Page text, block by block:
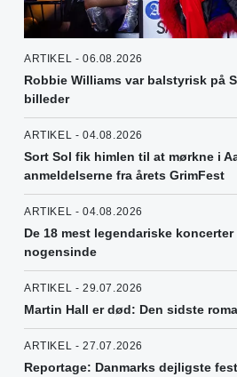
ARTIKEL - 06.08.2026
Robbie Williams var balstyrisk på
billeder
ARTIKEL - 04.08.2026
Sort Sol fik himlen til at mørkne i
anmeldelserne fra årets GrimFest
ARTIKEL - 04.08.2026
De 18 mest legendariske
nogensinde
ARTIKEL - 29.07.2026
Martin Hall er død: Den sidste
ARTIKEL - 27.07.2026
Reportage: Danmarks dejligste